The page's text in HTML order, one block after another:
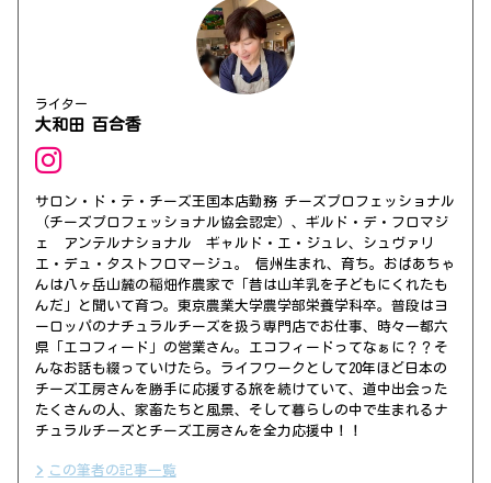
ライター
大和田 百合香
サロン・ド・テ・チーズ王国本店勤務 チーズプロフェッショナル
（チーズプロフェッショナル協会認定）、ギルド・デ・フロマジ
ェ アンテルナショナル ギャルド・エ・ジュレ、シュヴァリ
エ・デュ・タストフロマージュ。 信州生まれ、育ち。おばあちゃ
んは八ヶ岳山麓の稲畑作農家で「昔は山羊乳を子どもにくれたも
んだ」と聞いて育つ。東京農業大学農学部栄養学科卒。普段はヨ
ーロッパのナチュラルチーズを扱う専門店でお仕事、時々一都六
県「エコフィード」の営業さん。エコフィードってなぁに？？そ
んなお話も綴っていけたら。ライフワークとして20年ほど日本の
チーズ工房さんを勝手に応援する旅を続けていて、道中出会った
たくさんの人、家畜たちと風景、そして暮らしの中で生まれるナ
チュラルチーズとチーズ工房さんを全力応援中！！
この筆者の記事一覧